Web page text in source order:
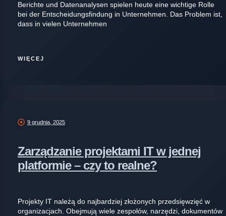
Berichte und Datenanalysen spielen heute eine wichtige Rolle
bei der Entscheidungsfindung in Unternehmen. Das Problem ist,
dass in vielen Unternehmen
WIĘCEJ
9 grudnia, 2025
Zarządzanie projektami IT w jednej
platformie – czy to realne?
Projekty IT należą do najbardziej złożonych przedsięwzięć w
organizacjach. Obejmują wiele zespołów, narzędzi, dokumentów